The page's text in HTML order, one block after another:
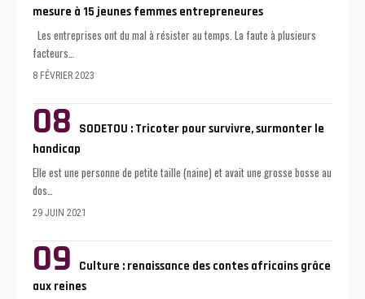
mesure à 15 jeunes femmes entrepreneures
Les entreprises ont du mal à résister au temps. La faute à plusieurs
facteurs
8 FÉVRIER 2023
SODETOU : Tricoter pour survivre, surmonter le
handicap
Elle est une personne de petite taille (naine) et avait une grosse bosse au
dos
29 JUIN 2021
Culture : renaissance des contes africains grâce
aux reines